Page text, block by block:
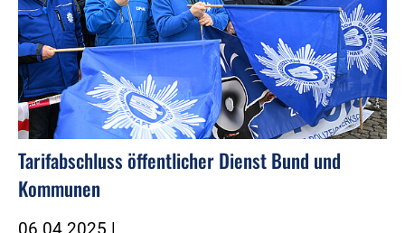
Tarifabschluss öffentlicher Dienst Bund und
Kommunen